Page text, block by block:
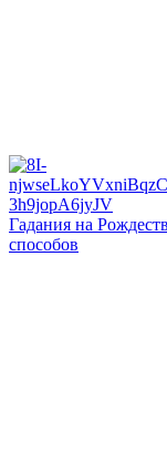
Гадания на
способов